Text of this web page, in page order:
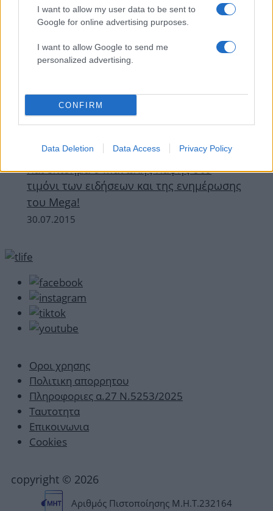
I want to allow my user data to be sent to
Google for online advertising purposes.
I want to allow Google to send me
personalized advertising.
CONFIRM
Data Deletion Data Access Privacy Policy
News
Και επίσημα ο Μανώλης Καψής στο
τιμόνι των ειδήσεων και της ενημέρωσης
του Mega!
30.07.2015
Οροι χρησης
Πολιτικη απορρητου
Πληροφοριες α.27 Ν.5253/2025
Ταυτοτητα
Επικοινωνια
Cookies
copyright © 2026
Αριθμός Πιστοποίησης Μ.Η.Τ.232164